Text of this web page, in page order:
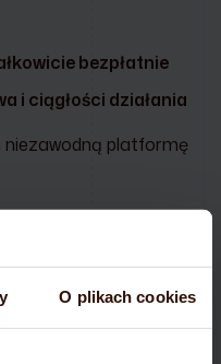
O plikach cookies
bezpłatnie
i ciągłości działania
niezawodną platformę